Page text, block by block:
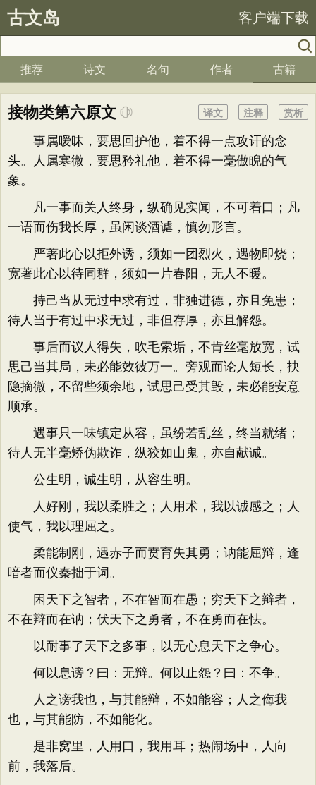
古文岛 客户端下载
推荐 诗文 名句 作者 古籍
接物类第六原文 赏析
注释
译文
事属暧昧，要思回护他，着不得一点攻讦的念
头。人属寒微，要思矜礼他，着不得一毫傲睨的气
象。
凡一事而关人终身，纵确见实闻，不可着口；凡
一语而伤我长厚，虽闲谈酒谑，慎勿形言。
严著此心以拒外诱，须如一团烈火，遇物即烧；
宽著此心以待同群，须如一片春阳，无人不暖。
持己当从无过中求有过，非独进德，亦且免患；
待人当于有过中求无过，非但存厚，亦且解怨。
事后而议人得失，吹毛索垢，不肯丝毫放宽，试
思己当其局，未必能效彼万一。旁观而论人短长，抉
隐摘微，不留些须余地，试思己受其毁，未必能安意
顺承。
遇事只一味镇定从容，虽纷若乱丝，终当就绪；
待人无半毫矫伪欺诈，纵狡如山鬼，亦自献诚。
公生明，诚生明，从容生明。
人好刚，我以柔胜之；人用术，我以诚感之；人
使气，我以理屈之。
柔能制刚，遇赤子而贲育失其勇；讷能屈辩，逢
喑者而仪秦拙于词。
困天下之智者，不在智而在愚；穷天下之辩者，
不在辩而在讷；伏天下之勇者，不在勇而在怯。
以耐事了天下之多事，以无心息天下之争心。
何以息谤？曰：无辩。何以止怨？曰：不争。
人之谤我也，与其能辩，不如能容；人之侮我
也，与其能防，不如能化。
是非窝里，人用口，我用耳；热闹场中，人向
前，我落后。